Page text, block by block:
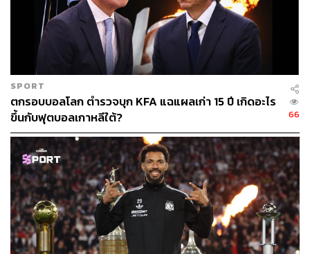
ไม่เคยมีทีมใดคว้าแชมป์พรีเมียร์ลีกติดต่อกัน 4 สมัย แต่ว่าปีนี้
สถิตินั้นอาจจะเปลี่ยนไป เนื่องจากทัพนักเตะของ เป๊ป กวาร์ดิ
โอลา ผู้จัดการทีมมากประสบการณ์ เปรียบได้กับการเอาผู้เล่น
ออลสตาร์จากทั่วทุกสารทิศมารวมกันเป็นทีมเดียวเลยก็ว่าได้
ถ้าทุกอย่างเป็นไปดั่งแผนที่วางไว้ ก็มีโอกาสสูงที่แมนเชส
เตอร์ ซิตี้จะคว้าแชมป์ได้อีกครั้ง
โดยด่านแรกของพวกเขาในฤดูกาลนี้คือ เบิร์นลีย์ ทีมที่กลับ
ขึ้นมาในพรีเมียร์ลีกอีกครั้งหนึ่ง ที่นำโดยศิษย์เก่าอย่าง แว็งซ็
องต์ กอมปานี แต่ถึงกระนั้น ถึงแม้ว่ากอมปานีจะพาเบิร์นลีย์
ทำผลงานได้ดีในลีกแชมเปียนชิปเมื่อฤดูกาลที่แล้ว แต่ทั้ง
คุณภาพและประสบการณ์ของทัพ ‘เรือใบสีฟ้า’ นั้นเด่นกว่า
หลายขุม น่าจะไม่ใช่งานยากของพวกเขาเท่าไร
SPORT
ตกรอบบอลโลก ตำรวจบุก KFA แฉแผลเก่า 15 ปี เกิดอะไร
ขึ้นกับฟุตบอลเกาหลีใต้?
66